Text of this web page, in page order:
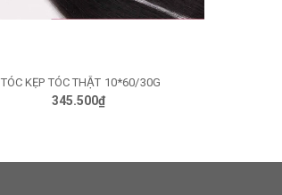
GIỎ HÀNG
TÓC KẸP TÓC THẬT 10*60/30G
345.500₫